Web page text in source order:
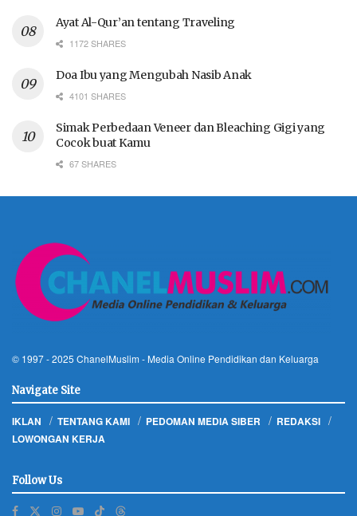
Ayat Al-Qur’an tentang Traveling
1172 SHARES
Doa Ibu yang Mengubah Nasib Anak
4101 SHARES
Simak Perbedaan Veneer dan Bleaching Gigi yang
Cocok buat Kamu
67 SHARES
© 1997 - 2025 ChanelMuslim - Media Online Pendidikan dan Keluarga
Navigate Site
IKLAN TENTANG KAMI PEDOMAN MEDIA SIBER
REDAKSI
LOWONGAN KERJA
Follow Us